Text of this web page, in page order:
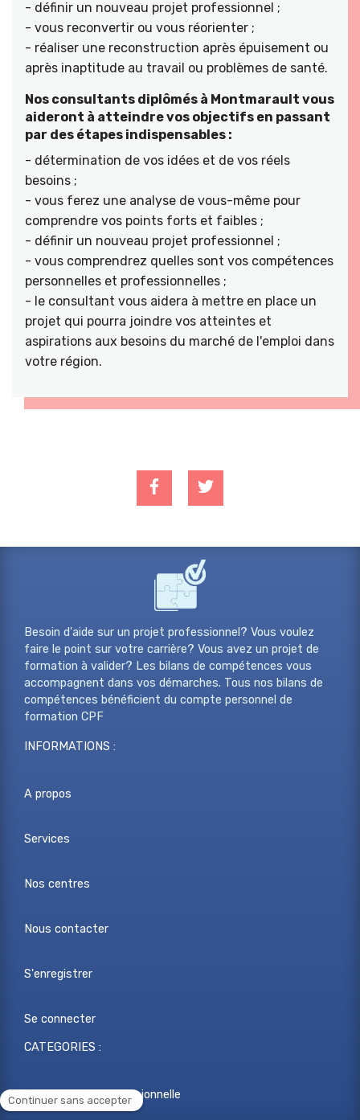
- définir un nouveau projet professionnel ;
- vous reconvertir ou vous réorienter ;
- réaliser une reconstruction après épuisement ou
après inaptitude au travail ou problèmes de santé.
Nos consultants diplômés à Montmarault vous
aideront à atteindre vos objectifs en passant
par des étapes indispensables :
- détermination de vos idées et de vos réels
besoins ;
- vous ferez une analyse de vous-même pour
comprendre vos points forts et faibles ;
- définir un nouveau projet professionnel ;
- vous comprendrez quelles sont vos compétences
personnelles et professionnelles ;
- le consultant vous aidera à mettre en place un
projet qui pourra joindre vos atteintes et
aspirations aux besoins du marché de l'emploi dans
votre région.
Besoin d'aide sur un projet professionnel? Vous voulez
faire le point sur votre carrière? Vous avez un projet de
formation à valider? Les bilans de compétences vous
accompagnent dans vos démarches. Tous nos bilans de
compétences bénéficient du compte personnel de
formation CPF
INFORMATIONS :
A propos
Services
Nos centres
Nous contacter
S'enregistrer
Se connecter
CATEGORIES :
Reconversion professionnelle